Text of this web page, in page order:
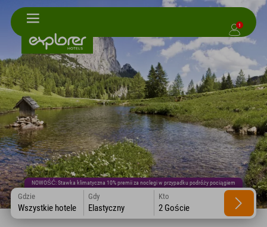
1
NOWOŚĆ: Stawka klimatyczna 10% premii za noclegi w przypadku podróży pociągiem
Gdzie
Wszystkie hotele
Gdy
Elastyczny
Kto
2 Goście